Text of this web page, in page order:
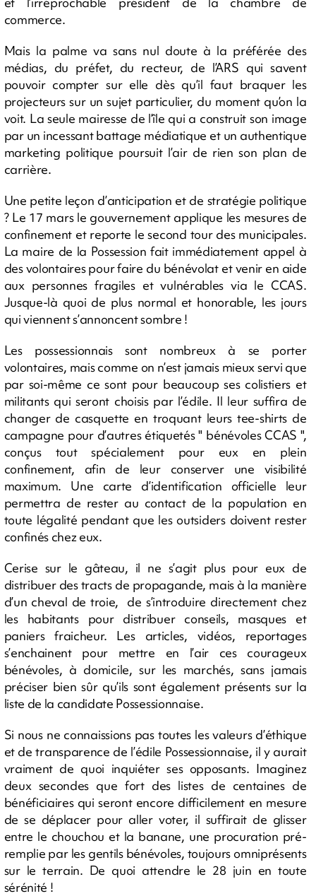
commerce.
Mais la palme va sans nul doute à la préférée des
médias, du préfet, du recteur, de l’ARS qui savent
pouvoir compter sur elle dès qu’il faut braquer les
projecteurs sur un sujet particulier, du moment qu’on la
voit. La seule mairesse de l’île qui a construit son image
par un incessant battage médiatique et un authentique
marketing politique poursuit l’air de rien son plan de
carrière.
Une petite leçon d’anticipation et de stratégie politique
? Le 17 mars le gouvernement applique les mesures de
confinement et reporte le second tour des municipales.
La maire de la Possession fait immédiatement appel à
des volontaires pour faire du bénévolat et venir en aide
aux personnes fragiles et vulnérables via le CCAS.
Jusque-là quoi de plus normal et honorable, les jours
qui viennent s’annoncent sombre !
Les possessionnais sont nombreux à se porter
volontaires, mais comme on n’est jamais mieux servi que
par soi-même ce sont pour beaucoup ses colistiers et
militants qui seront choisis par l’édile. Il leur suffira de
changer de casquette en troquant leurs tee-shirts de
campagne pour d’autres étiquetés " bénévoles CCAS ",
conçus tout spécialement pour eux en plein
confinement, afin de leur conserver une visibilité
maximum. Une carte d’identification officielle leur
permettra de rester au contact de la population en
toute légalité pendant que les outsiders doivent rester
confinés chez eux.
Cerise sur le gâteau, il ne s’agit plus pour eux de
distribuer des tracts de propagande, mais à la manière
d’un cheval de troie, de s’introduire directement chez
les habitants pour distribuer conseils, masques et
paniers fraicheur. Les articles, vidéos, reportages
s’enchainent pour mettre en l’air ces courageux
bénévoles, à domicile, sur les marchés, sans jamais
préciser bien sûr qu’ils sont également présents sur la
liste de la candidate Possessionnaise.
Si nous ne connaissions pas toutes les valeurs d’éthique
et de transparence de l’édile Possessionnaise, il y aurait
vraiment de quoi inquiéter ses opposants. Imaginez
deux secondes que fort des listes de centaines de
bénéficiaires qui seront encore difficilement en mesure
de se déplacer pour aller voter, il suffirait de glisser
entre le chouchou et la banane, une procuration pré-
remplie par les gentils bénévoles, toujours omniprésents
sur le terrain. De quoi attendre le 28 juin en toute
sérénité !